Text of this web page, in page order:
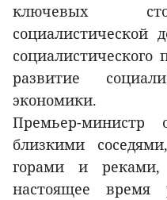
ключевых
социалистической
социалистического
развитие
экономики.
Премьер-министр
близкими
горами и
настоящее время